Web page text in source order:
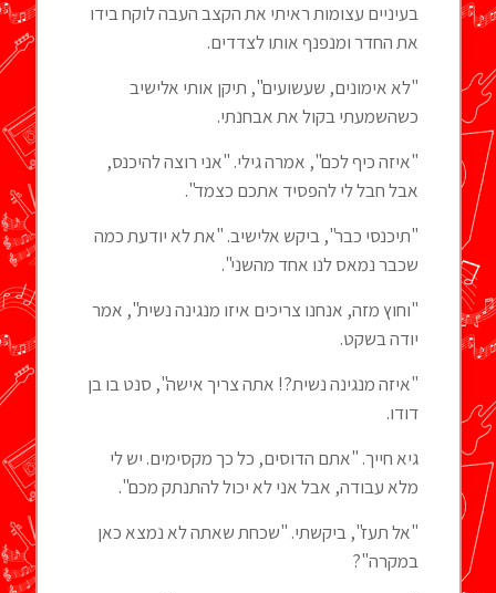
בעיניים עצומות ראיתי את הקצב העבה לוקח בידו
את החדר ומנפנף אותו לצדדים.
"לא אימונים, שעשועים", תיקן אותי אלישיב
כשהשמעתי בקול את אבחנתי.
"איזה כיף לכם", אמרה גילי. "אני רוצה להיכנס,
אבל חבל לי להפסיד אתכם כצמד".
"תיכנסי כבר", ביקש אלישיב. "את לא יודעת כמה
שכבר נמאס לנו אחד מהשני".
"וחוץ מזה, אנחנו צריכים איזו מנגינה נשית", אמר
יודה בשקט.
"איזה מנגינה נשית?! אתה צריך אישה", סנט בו בן
דודו.
גיא חייך. "אתם הדוסים, כל כך מקסימים. יש לי
מלא עבודה, אבל אני לא יכול להתנתק מכם".
"אל תעז", ביקשתי. "שכחת שאתה לא נמצא כאן
במקרה"?